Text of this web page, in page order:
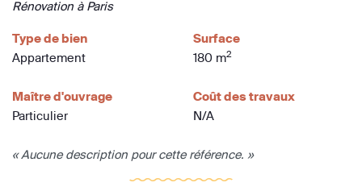
Rénovation à Paris
Type de bien
Appartement
Surface
180 m2
Maître d'ouvrage
Particulier
Coût des travaux
N/A
« Aucune description pour cette référence. »